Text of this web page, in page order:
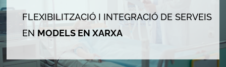
FLEXIBILITZACIÓ I INTEGRACIÓ DE SERVEIS
EN MODELS EN XARXA